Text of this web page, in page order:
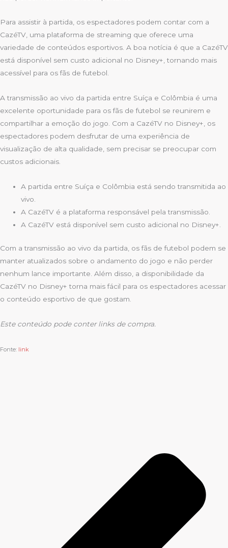
Para assistir à partida, os espectadores podem contar com a
CazéTV, uma plataforma de streaming que oferece uma
variedade de conteúdos esportivos. A boa notícia é que a CazéTV
está disponível sem custo adicional no Disney+, tornando mais
acessível para os fãs de futebol.
A transmissão ao vivo da partida entre Suíça e Colômbia é uma
excelente oportunidade para os fãs de futebol se reunirem e
compartilhar a emoção do jogo. Com a CazéTV no Disney+, os
espectadores podem desfrutar de uma experiência de
visualização de alta qualidade, sem precisar se preocupar com
custos adicionais.
A partida entre Suíça e Colômbia está sendo transmitida ao
vivo.
A CazéTV é a plataforma responsável pela transmissão.
A CazéTV está disponível sem custo adicional no Disney+.
Com a transmissão ao vivo da partida, os fãs de futebol podem se
manter atualizados sobre o andamento do jogo e não perder
nenhum lance importante. Além disso, a disponibilidade da
CazéTV no Disney+ torna mais fácil para os espectadores acessar
o conteúdo esportivo de que gostam.
Este conteúdo pode conter links de compra.
Fonte: link